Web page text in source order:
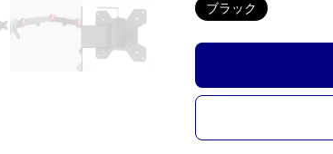
ブラック